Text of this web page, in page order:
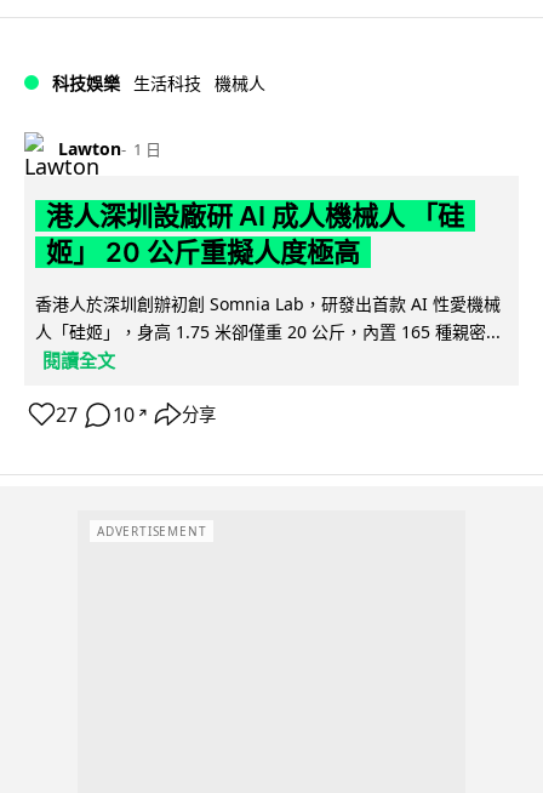
科技娛樂 生活科技 機械人
Lawton 1 日
港人深圳設廠研 AI 成人機械人 「硅
姬」 20 公斤重擬人度極高
香港人於深圳創辦初創 Somnia Lab，研發出首款 AI 性愛機械
人「硅姬」，身高 1.75 米卻僅重 20 公斤，內置 165 種親密...
閱讀全文
27 10 ↗ 分享
ADVERTISEMENT